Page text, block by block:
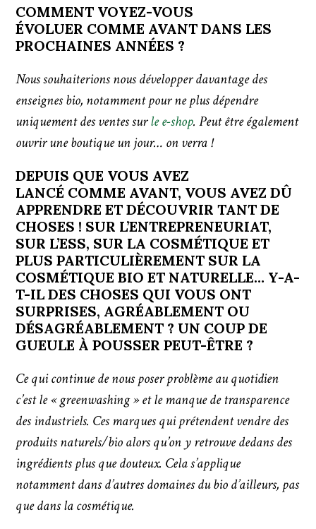
COMMENT VOYEZ-VOUS
ÉVOLUER COMME AVANT DANS LES
PROCHAINES ANNÉES ?
Nous souhaiterions nous développer davantage des
enseignes bio, notamment pour ne plus dépendre
uniquement des ventes surle e-shop. Peut être également
ouvrir une boutique un jour… on verra !
DEPUIS QUE VOUS AVEZ
LANCÉ COMME AVANT, VOUS AVEZ DÛ
APPRENDRE ET DÉCOUVRIR TANT DE
CHOSES ! SUR L’ENTREPRENEURIAT,
SUR L’ESS, SUR LA COSMÉTIQUE ET
PLUS PARTICULIÈREMENT SUR LA
COSMÉTIQUE BIO ET NATURELLE… Y-A-
T-IL DES CHOSES QUI VOUS ONT
SURPRISES, AGRÉABLEMENT OU
DÉSAGRÉABLEMENT ? UN COUP DE
GUEULE À POUSSER PEUT-ÊTRE ?
Ce qui continue de nous poser problème au quotidien
c’est le « greenwashing » et le manque de transparence
des industriels. Ces marques qui prétendent vendre des
produits naturels/bio alors qu’on y retrouve dedans des
ingrédients plus que douteux. Cela s’applique
notamment dans d’autres domaines du bio d’ailleurs, pas
que dans la cosmétique.